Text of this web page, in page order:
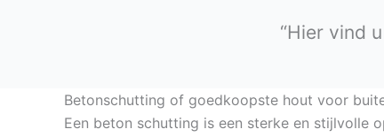
“Hier vind
Betonschutting of goedkoopste hout voor
Een beton schutting is een sterke en stijlvolle